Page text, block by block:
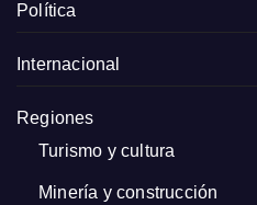
Política
Internacional
Regiones
Turismo y cultura
Minería y construcción